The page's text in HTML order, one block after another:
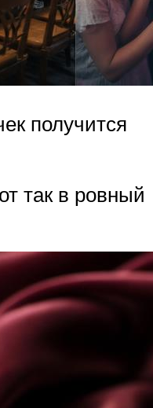
получится
так в ровный